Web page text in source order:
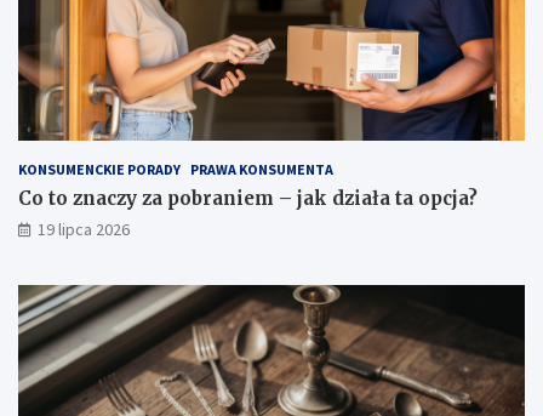
KONSUMENCKIE PORADY PRAWA KONSUMENTA
Co to znaczy za pobraniem – jak działa ta opcja?
19 lipca 2026